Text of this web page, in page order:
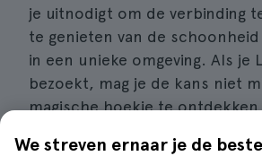
je uitnodigt om de verbinding
te genieten van de
in een unieke omgeving. Als je
bezoekt, mag je de kans niet
magische hoekje te
We streven ernaar je de